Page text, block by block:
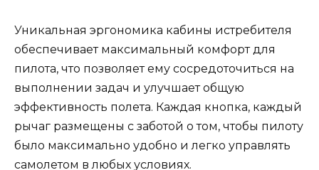
Уникальная эргономика кабины истребителя
обеспечивает максимальный комфорт для
пилота, что позволяет ему сосредоточиться на
выполнении задач и улучшает общую
эффективность полета. Каждая кнопка, каждый
рычаг размещены с заботой о том, чтобы пилоту
было максимально удобно и легко управлять
самолетом в любых условиях.